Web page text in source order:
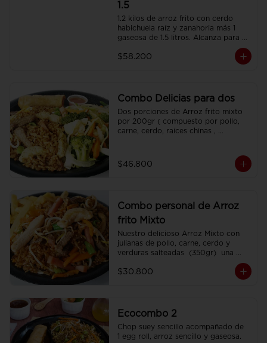
1.5
1.2 kilos de arroz frito con cerdo
habichuela raíz y zanahoria más 1
gaseosa de 1.5 litros. Alcanza para 3
$58.200
Combo Delicias para dos
Dos porciones de Arroz frito mixto
por 200gr ( compuesto por pollo,
carne, cerdo, raíces chinas ,
200 gr , 2 Egg Roll  y 2 Coca Colas
Pet 400 ml.
$46.800
Combo personal de Arroz
frito Mixto
Nuestro delicioso Arroz Mixto con
julianas de pollo, carne, cerdo y
verduras salteadas  (350gr)  una
CocaCola pet 250ml.
$30.800
Ecocombo 2
Chop suey sencillo acompañado de
1 egg roll, arroz sencillo y gaseosa.